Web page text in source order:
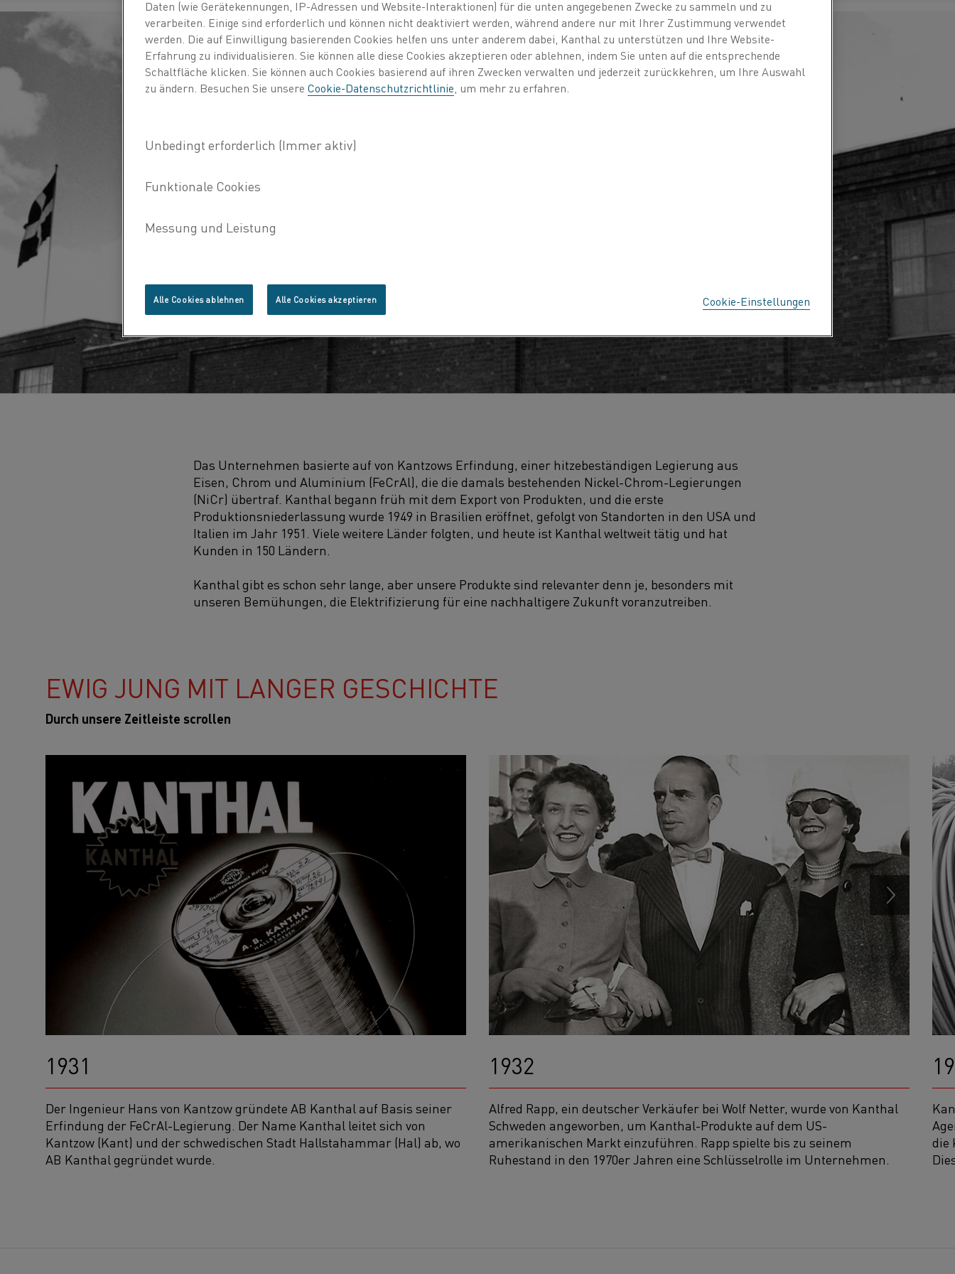
Das Unternehmen basierte auf von Kantzows Erfindung, einer hitzebeständigen Legierung aus
Eisen, Chrom und Aluminium (FeCrAl), die die damals bestehenden Nickel-Chrom-Legierungen
(NiCr) übertraf. Kanthal begann früh mit dem Export von Produkten, und die erste
Produktionsniederlassung wurde 1949 in Brasilien eröffnet, gefolgt von Standorten in den USA und
Italien im Jahr 1951. Viele weitere Länder folgten, und heute ist Kanthal weltweit tätig und hat
Kunden in 150 Ländern.
Kanthal gibt es schon sehr lange, aber unsere Produkte sind relevanter denn je, besonders mit
unseren Bemühungen, die Elektrifizierung für eine nachhaltigere Zukunft voranzutreiben.
EWIG JUNG MIT LANGER GESCHICHTE
Durch unsere Zeitleiste scrollen
1931
Der Ingenieur Hans von Kantzow gründete AB Kanthal auf Basis seiner
Erfindung der FeCrAl-Legierung. Der Name Kanthal leitet sich von
Kantzow (Kant) und der schwedischen Stadt Hallstahammar (Hal) ab, wo
AB Kanthal gegründet wurde.
1932
Alfred Rapp, ein deutscher Verkäufer bei Wolf Netter, wurde von Kanthal
Schweden angeworben, um Kanthal-Produkte auf dem US-
amerikanischen Markt einzuführen. Rapp spielte bis zu seinem
Ruhestand in den 1970er Jahren eine Schlüsselrolle im Unternehmen.
die
Daten (wie Gerätekennungen, IP-Adressen und Website-Interaktionen) für die unten angegebenen Zwecke zu sammeln und zu
verarbeiten. Einige sind erforderlich und können nicht deaktiviert werden, während andere nur mit Ihrer Zustimmung verwendet
werden. Die auf Einwilligung basierenden Cookies helfen uns unter anderem dabei, Kanthal zu unterstützen und Ihre Website-
Erfahrung zu individualisieren. Sie können alle diese Cookies akzeptieren oder ablehnen, indem Sie unten auf die entsprechende
Schaltfläche klicken. Sie können auch Cookies basierend auf ihren Zwecken verwalten und jederzeit zurückkehren, um Ihre Auswahl
zu ändern. Besuchen Sie unsere Cookie-Datenschutzrichtlinie , um mehr zu erfahren.
Cookie-Einstellungen
Alle Cookies ablehnen Alle Cookies akzeptieren